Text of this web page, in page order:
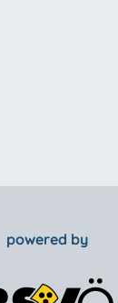
powered by